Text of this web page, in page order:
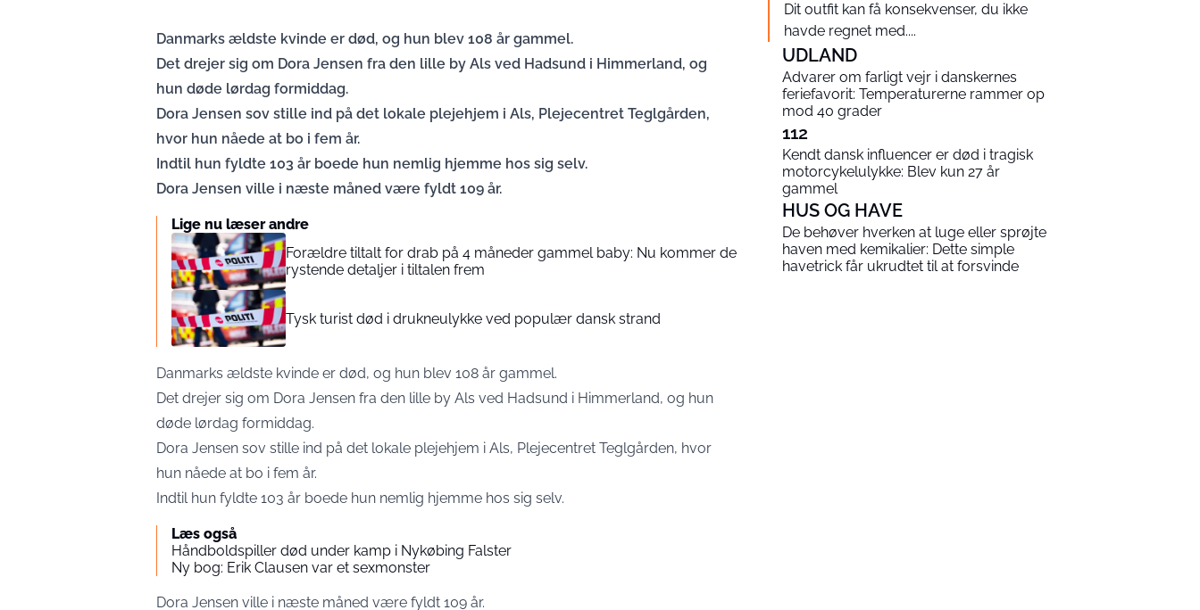
Danmarks ældste kvinde er død, og hun blev 108 år gammel.
Det drejer sig om Dora Jensen fra den lille by Als ved Hadsund i Himmerland, og
hun døde lørdag formiddag.
Dora Jensen sov stille ind på det lokale plejehjem i Als, Plejecentret Teglgården,
hvor hun nåede at bo i fem år.
Indtil hun fyldte 103 år boede hun nemlig hjemme hos sig selv.
Dora Jensen ville i næste måned være fyldt 109 år.
Lige nu læser andre
Forældre tiltalt for drab på 4 måneder gammel baby: Nu kommer de
rystende detaljer i tiltalen frem
Tysk turist død i drukneulykke ved populær dansk strand
Danmarks ældste kvinde er død, og hun blev 108 år gammel.
Det drejer sig om Dora Jensen fra den lille by Als ved Hadsund i Himmerland, og hun
døde lørdag formiddag.
Dora Jensen sov stille ind på det lokale plejehjem i Als, Plejecentret Teglgården, hvor
hun nåede at bo i fem år.
Indtil hun fyldte 103 år boede hun nemlig hjemme hos sig selv.
Læs også
Håndboldspiller død under kamp i Nykøbing Falster
Ny bog: Erik Clausen var et sexmonster
Dora Jensen ville i næste måned være fyldt 109 år.
Dit outfit kan få konsekvenser, du ikke
havde regnet med....
UDLAND
Advarer om farligt vejr i danskernes
feriefavorit: Temperaturerne rammer op
mod 40 grader
112
Kendt dansk influencer er død i tragisk
motorcykelulykke: Blev kun 27 år
gammel
HUS OG HAVE
De behøver hverken at luge eller sprøjte
haven med kemikalier: Dette simple
havetrick får ukrudtet til at forsvinde